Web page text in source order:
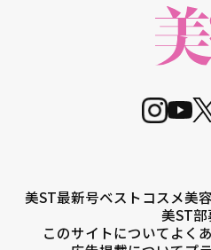
美ST最新号ベストコスメ美
美ST部
このサイトについてよく